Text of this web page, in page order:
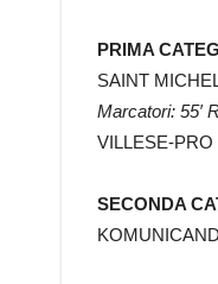
PRIMA
SAINT
Marcatori: 55′
VILLESE-PRO
SECONDA